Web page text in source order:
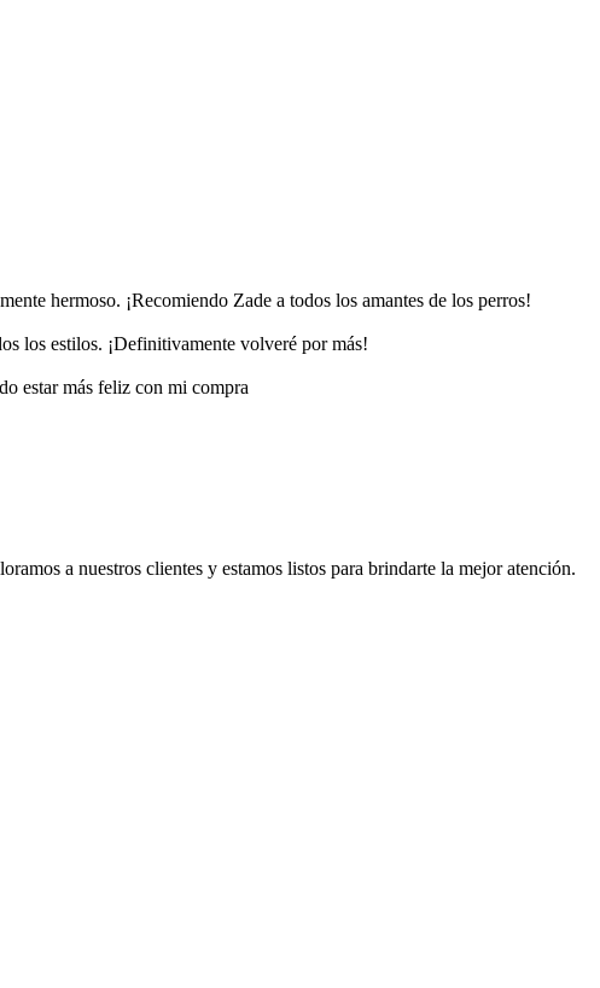
hermoso. ¡Recomiendo Zade a todos los amantes de los perros!
los estilos. ¡Definitivamente volveré por más!
estar más feliz con mi compra
a nuestros clientes y estamos listos para brindarte la mejor atención.